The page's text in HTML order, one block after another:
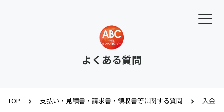
よくある質問
TOP 支払い・見積書・請求書・領収書等に関する質問 入金